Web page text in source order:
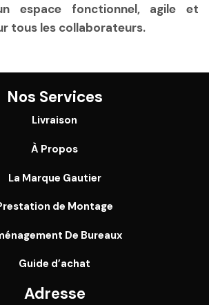
espace fonctionnel, agile et
tous les collaborateurs.
Nos Services
Livraison
À Propos
La Marque Gautier
de Montage
De Bureaux
Guide d’achat
Adresse